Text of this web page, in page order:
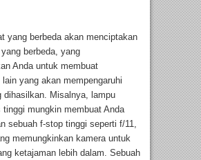
yang berbeda akan menciptakan
berbeda, yang
Anda untuk membuat
yang akan mempengaruhi
dihasilkan. Misalnya, lampu
tinggi mungkin membuat Anda
sebuah f-stop tinggi seperti f/11,
memungkinkan kamera untuk
ketajaman lebih dalam. Sebuah